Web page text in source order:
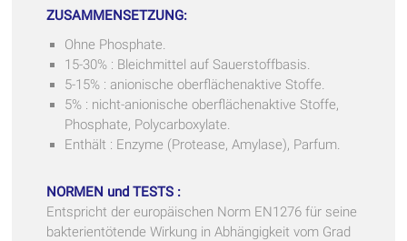
ZUSAMMENSETZUNG:
Ohne Phosphate.
15-30% : Bleichmittel auf Sauerstoffbasis.
5-15% : anionische oberflächenaktive Stoffe.
5% : nicht-anionische oberflächenaktive Stoffe,
Phosphate, Polycarboxylate.
Enthält : Enzyme (Protease, Amylase), Parfum.
NORMEN und TESTS :
Entspricht der europäischen Norm EN1276 für seine
bakterientötende Wirkung in Abhängigkeit vom Grad